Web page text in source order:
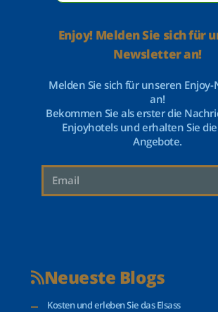
Enjoy! Melden Sie sich für
Newsletter an!
Melden Sie sich für unseren
an!
Bekommen Sie als erster die
Enjoyhotels und erhalten Sie
Angebote.
Neueste Blogs
Kosten und erleben Sie das Elsass